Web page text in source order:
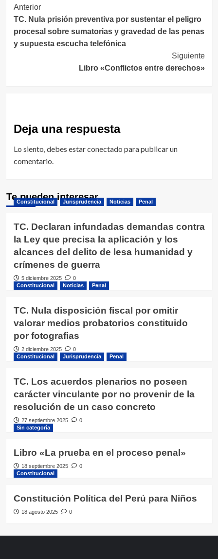
Navegación
de
entradas
Anterior
TC. Nula prisión preventiva por sustentar el peligro
procesal sobre sumatorias y gravedad de las penas
y supuesta escucha telefónica
Siguiente
Libro «Conflictos entre derechos»
Deja una respuesta
Lo siento, debes estarconectado para publicar un
comentario.
Te pueden interesar
Constitucional Jurisprudencia Noticias Penal
TC. Declaran infundadas demandas contra
la Ley que precisa la aplicación y los
alcances del delito de lesa humanidad y
crímenes de guerra
5 diciembre 2025
0
Constitucional
Noticias Penal
TC. Nula disposición fiscal por omitir
valorar medios probatorios constituido
por fotografias
2 diciembre 2025
0
Constitucional
Jurisprudencia Penal
TC. Los acuerdos plenarios no poseen
carácter vinculante por no provenir de la
resolución de un caso concreto
27 septiembre 2025
0
Sin categoría
Libro «La prueba en el proceso penal»
18 septiembre 2025
0
Constitucional
Constitución Política del Perú para Niños
18 agosto 2025 0